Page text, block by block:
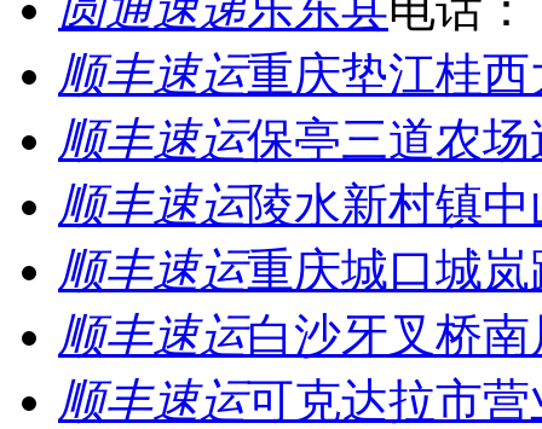
顺丰速运重庆垫江桂
顺丰速运保亭三道农
顺丰速运陵水新村镇
顺丰速运重庆城口城
顺丰速运白沙牙叉桥
顺丰速运可克达拉市营